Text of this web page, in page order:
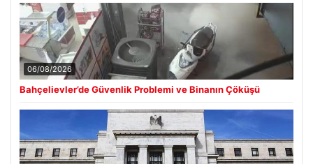
06/08/2026
Bahçelievler’de Güvenlik Problemi ve Binanın Çöküşü